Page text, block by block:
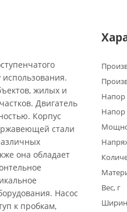
жилых и
Двигатель
Корпус
стали
она обладает
Насос
к пробкам,
Напор
Вес, г